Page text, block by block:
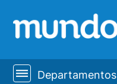
Departamentos